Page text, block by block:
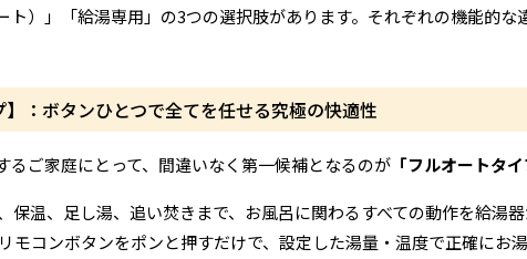
ト）」「給湯専用」の3つの選択肢があります。それぞれの機能的
：ボタンひとつで全てを任せる究極の快適性
るご家庭にとって、間違いなく第一候補となるのが 「フルオートタイ
保温、足し湯、追い焚きまで、お風呂に関わるすべての動作を給湯
モコンボタンをポンと押すだけで、設定した湯量・温度で正確にお